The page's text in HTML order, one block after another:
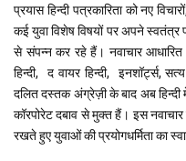
प्रयास हिन्दी पत्रकारिता को नए
कई युवा विशेष विषयों पर अपने स्वतंत्र
से संपन्न कर रहे हैं। नवाचार
हिन्दी, द वायर हिन्दी, इनशॉर्ट्स,
दलित दस्तक अंग्रेज़ी के बाद अब हिन्दी
कॉरपोरेट दबाव से मुक्त हैं। इस
रखते हुए युवाओं की प्रयोगधर्मिता का